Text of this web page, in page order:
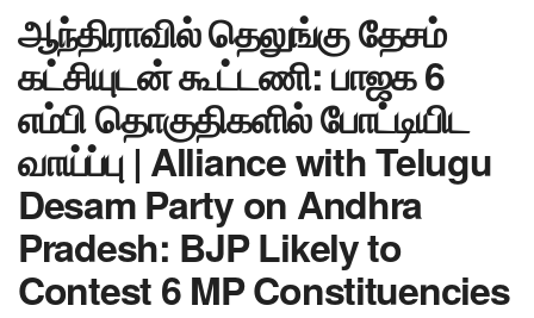
ஆந்திராவில் தெலுங்கு தேசம்
கட்சியுடன் கூட்டணி: பாஜக 6
எம்பி தொகுதிகளில் போட்டியிட
வாய்ப்பு | Alliance with Telugu
Desam Party on Andhra
Pradesh: BJP Likely to
Contest 6 MP Constituencies